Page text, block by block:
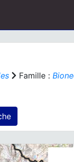
Famille :
sur cette fiche